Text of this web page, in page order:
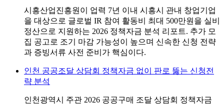
시흥산업진흥원이 업력 7년 이내 시흥시 관내 창업기업
을 대상으로 글로벌 IR 참여 활동비 최대 500만원을 실비
정산으로 지원하는 2026 정책자금 분석 리포트. 추가 모
집 공고로 조기 마감 가능성이 높으며 신속한 신청 전략
과 증빙서류 사전 준비가 핵심이다.
인천 공공조달 상담회 정책자금 없이 판로 뚫는 신청전
략 분석
인천광역시 주관 2026 공공구매 조달 상담회 정책자금